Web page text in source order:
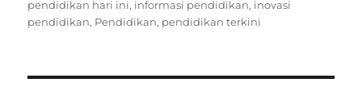
on
pendidikan hari ini, informasi pendidikan, inovasi
pendidikan, Pendidikan, pendidikan terkini